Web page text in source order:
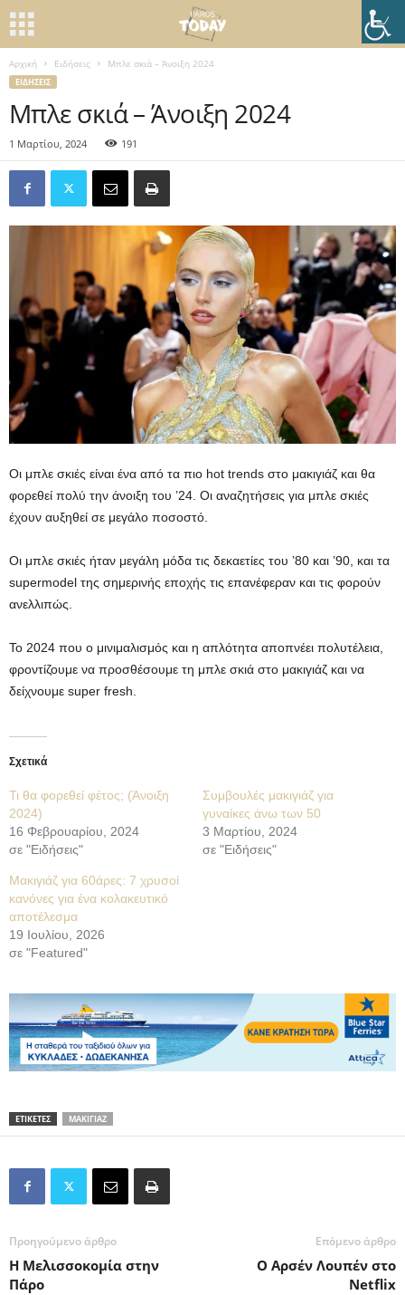
Αρχική Ειδήσεις Mπλε σκιά – Άνοιξη 2024
ΕΙΔΉΣΕΙΣ
Mπλε σκιά – Άνοιξη 2024
1 Μαρτίου, 2024 191
Οι μπλε σκιές είναι ένα από τα πιο hot trends στο μακιγιάζ και θα
φορεθεί πολύ την άνοιξη του ’24. Οι αναζητήσεις για μπλε σκιές
έχουν αυξηθεί σε μεγάλο ποσοστό.
Οι μπλε σκιές ήταν μεγάλη μόδα τις δεκαετίες του ’80 και ’90, και τα
supermodel της σημερινής εποχής τις επανέφεραν και τις φορούν
ανελλιπώς.
Το 2024 που ο μινιμαλισμός και η απλότητα αποπνέει πολυτέλεια,
φροντίζουμε να προσθέσουμε τη μπλε σκιά στο μακιγιάζ και να
δείχνουμε super fresh.
Σχετικά
Τι θα φορεθεί φέτος; (Άνοιξη
2024)
16 Φεβρουαρίου, 2024
σε "Ειδήσεις"
Συμβουλές μακιγιάζ για
γυναίκες άνω των 50
3 Μαρτίου, 2024
σε "Ειδήσεις"
Μακιγιάζ για 60άρες: 7 χρυσοί
κανόνες για ένα κολακευτικό
αποτέλεσμα
19 Ιουλίου, 2026
σε "Featured"
ΕΤΙΚΕΤΕΣ ΜΑΚΙΓΙΑΖ
Προηγούμενο άρθρο
Η Μελισσοκομία στην
Πάρο
Επόμενο άρθρο
Ο Αρσέν Λουπέν στο
Netflix